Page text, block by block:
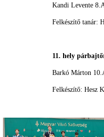
Kandi Levente
Felkészítő tanár:
11. hely
Barkó Márton
Felkészítő: Hesz